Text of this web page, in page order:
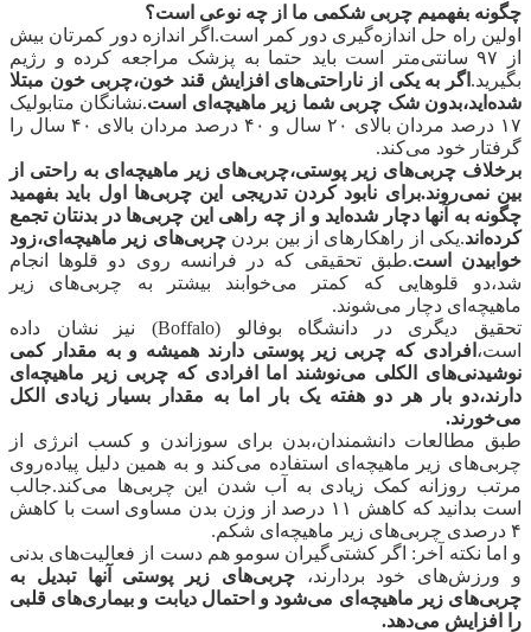
چگونه بفهمیم چربی شکمی ما از چه نوعی است؟
اولین راه حل اندازه‌گیری دور کمر است.اگر اندازه دور کمرتان بیش
از ۹۷ سانتی‌متر است باید حتما به پزشک مراجعه کرده و رژیم
بگیرید. اگر به یکی از ناراحتی‌های افزایش قند خون،چربی خون مبتلا
شده‌اید،بدون شک چربی شما زیر ماهیچه‌ای است.نشانگان متابولیک
۱۷ درصد مردان بالای ۲۰ سال و ۴۰ درصد مردان بالای ۴۰ سال را
گرفتار خود می‌کند.
برخلاف چربی‌های زیر پوستی،چربی‌های زیر ماهیچه‌ای به راحتی از
بین نمی‌روند.برای نابود کردن تدریجی این چربی‌ها اول باید بفهمید
چگونه به آنها دچار شده‌اید و از چه راهی این چربی‌ها در بدنتان تجمع
کرده‌اند.یکی از راهکارهای از بین بردنچربی‌های زیر ماهیچه‌ای،زود
خوابیدن است.طبق تحقیقی که در فرانسه روی دو قلوها انجام
شد،دو قلوهایی که کمتر می‌خوابند بیشتر به چربی‌های زیر
ماهیچه‌ای دچار می‌شوند.
تحقیق دیگری در دانشگاه بوفالو (Boffalo)‌ نیز نشان داده
است، افرادی که چربی زیر پوستی دارند همیشه و به مقدار کمی
نوشیدنی‌های الکلی می‌نوشند اما افرادی که چربی زیر ماهیچه‌ای
دارند،دو بار هر دو هفته یک بار اما به مقدار بسیار زیادی الکل
می‌خورند.
طبق مطالعات دانشمندان،بدن برای سوزاندن و کسب انرژی از
چربی‌های زیر ماهیچه‌ای استفاده می‌کند و به همین دلیل پیاده‌روی
مرتب روزانه کمک زیادی به آب شدن این چربی‌ها می‌کند.جالب
است بدانید که کاهش ۱۱ درصد از وزن بدن مساوی است با کاهش
۴ درصدی چربی‌های زیر ماهیچه‌ای شکم.
و اما نکته آخر: اگر کشتی‌گیران سومو هم دست از فعالیت‌های بدنی
و ورزش‌های خود بردارند،چربی‌های زیر پوستی آنها تبدیل به
چربی‌های زیر ماهیچه‌ای می‌شود و احتمال دیابت و بیماری‌های قلبی
را افزایش می‌دهد.